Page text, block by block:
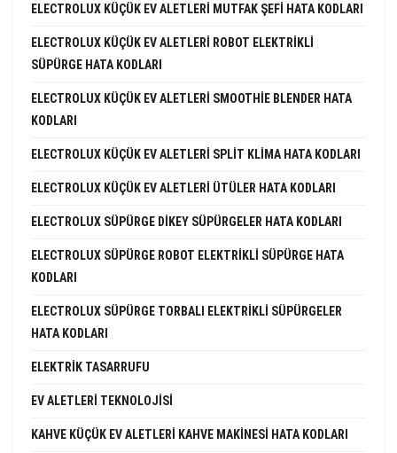
ELECTROLUX KÜÇÜK EV ALETLERI MUTFAK ŞEFI HATA KODLARI
ELECTROLUX KÜÇÜK EV ALETLERI ROBOT ELEKTRIKLI
SÜPÜRGE HATA KODLARI
ELECTROLUX KÜÇÜK EV ALETLERI SMOOTHIE BLENDER HATA
KODLARI
ELECTROLUX KÜÇÜK EV ALETLERI SPLIT KLIMA HATA KODLARI
ELECTROLUX KÜÇÜK EV ALETLERI ÜTÜLER HATA KODLARI
ELECTROLUX SÜPÜRGE DIKEY SÜPÜRGELER HATA KODLARI
ELECTROLUX SÜPÜRGE ROBOT ELEKTRIKLI SÜPÜRGE HATA
KODLARI
ELECTROLUX SÜPÜRGE TORBALI ELEKTRIKLI SÜPÜRGELER
HATA KODLARI
ELEKTRIK TASARRUFU
EV ALETLERI TEKNOLOJISI
KAHVE KÜÇÜK EV ALETLERI KAHVE MAKINESI HATA KODLARI